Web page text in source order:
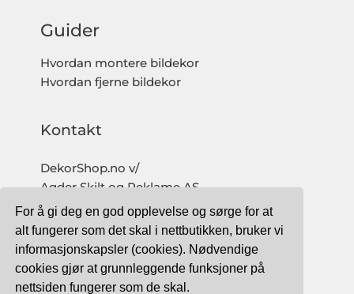
For å gi deg en god opplevelse og sørge for at
alt fungerer som det skal i nettbutikken, bruker vi
informasjonskapsler (cookies). Nødvendige
cookies gjør at grunnleggende funksjoner på
nettsiden fungerer som de skal.
Guider
Hvordan montere bildekor
Hvordan fjerne bildekor
Kontakt
DekorShop.no v/
Agder Skilt og Reklame AS
Org. nr: 997 633 016 MVA
salg@dekorshop.no
Tlf: 959 32 123
09.00 - 16.00